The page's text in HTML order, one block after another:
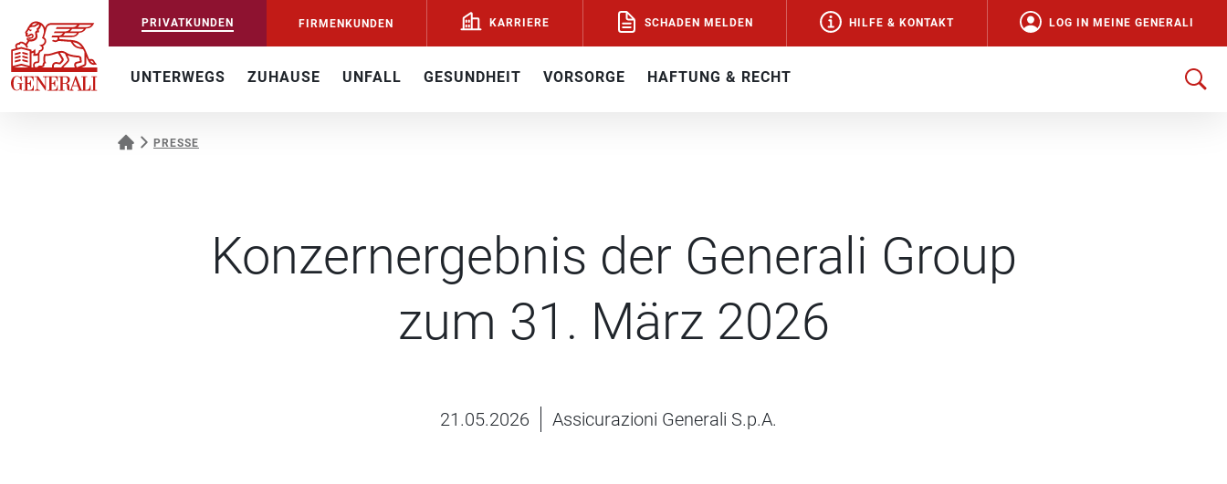
PRIVATKUNDEN FIRMENKUNDEN KARRIERE SCHADEN MELDEN HILFE & KONTAKT LOG IN MEINE GENERALI
UNTERWEGS ZUHAUSE UNFALL GESUNDHEIT VORSORGE HAFTUNG & RECHT
PRESSE
Konzernergebnis der Generali Group
zum 31. März 2026
21.05.2026 Assicurazioni Generali S.p.A.